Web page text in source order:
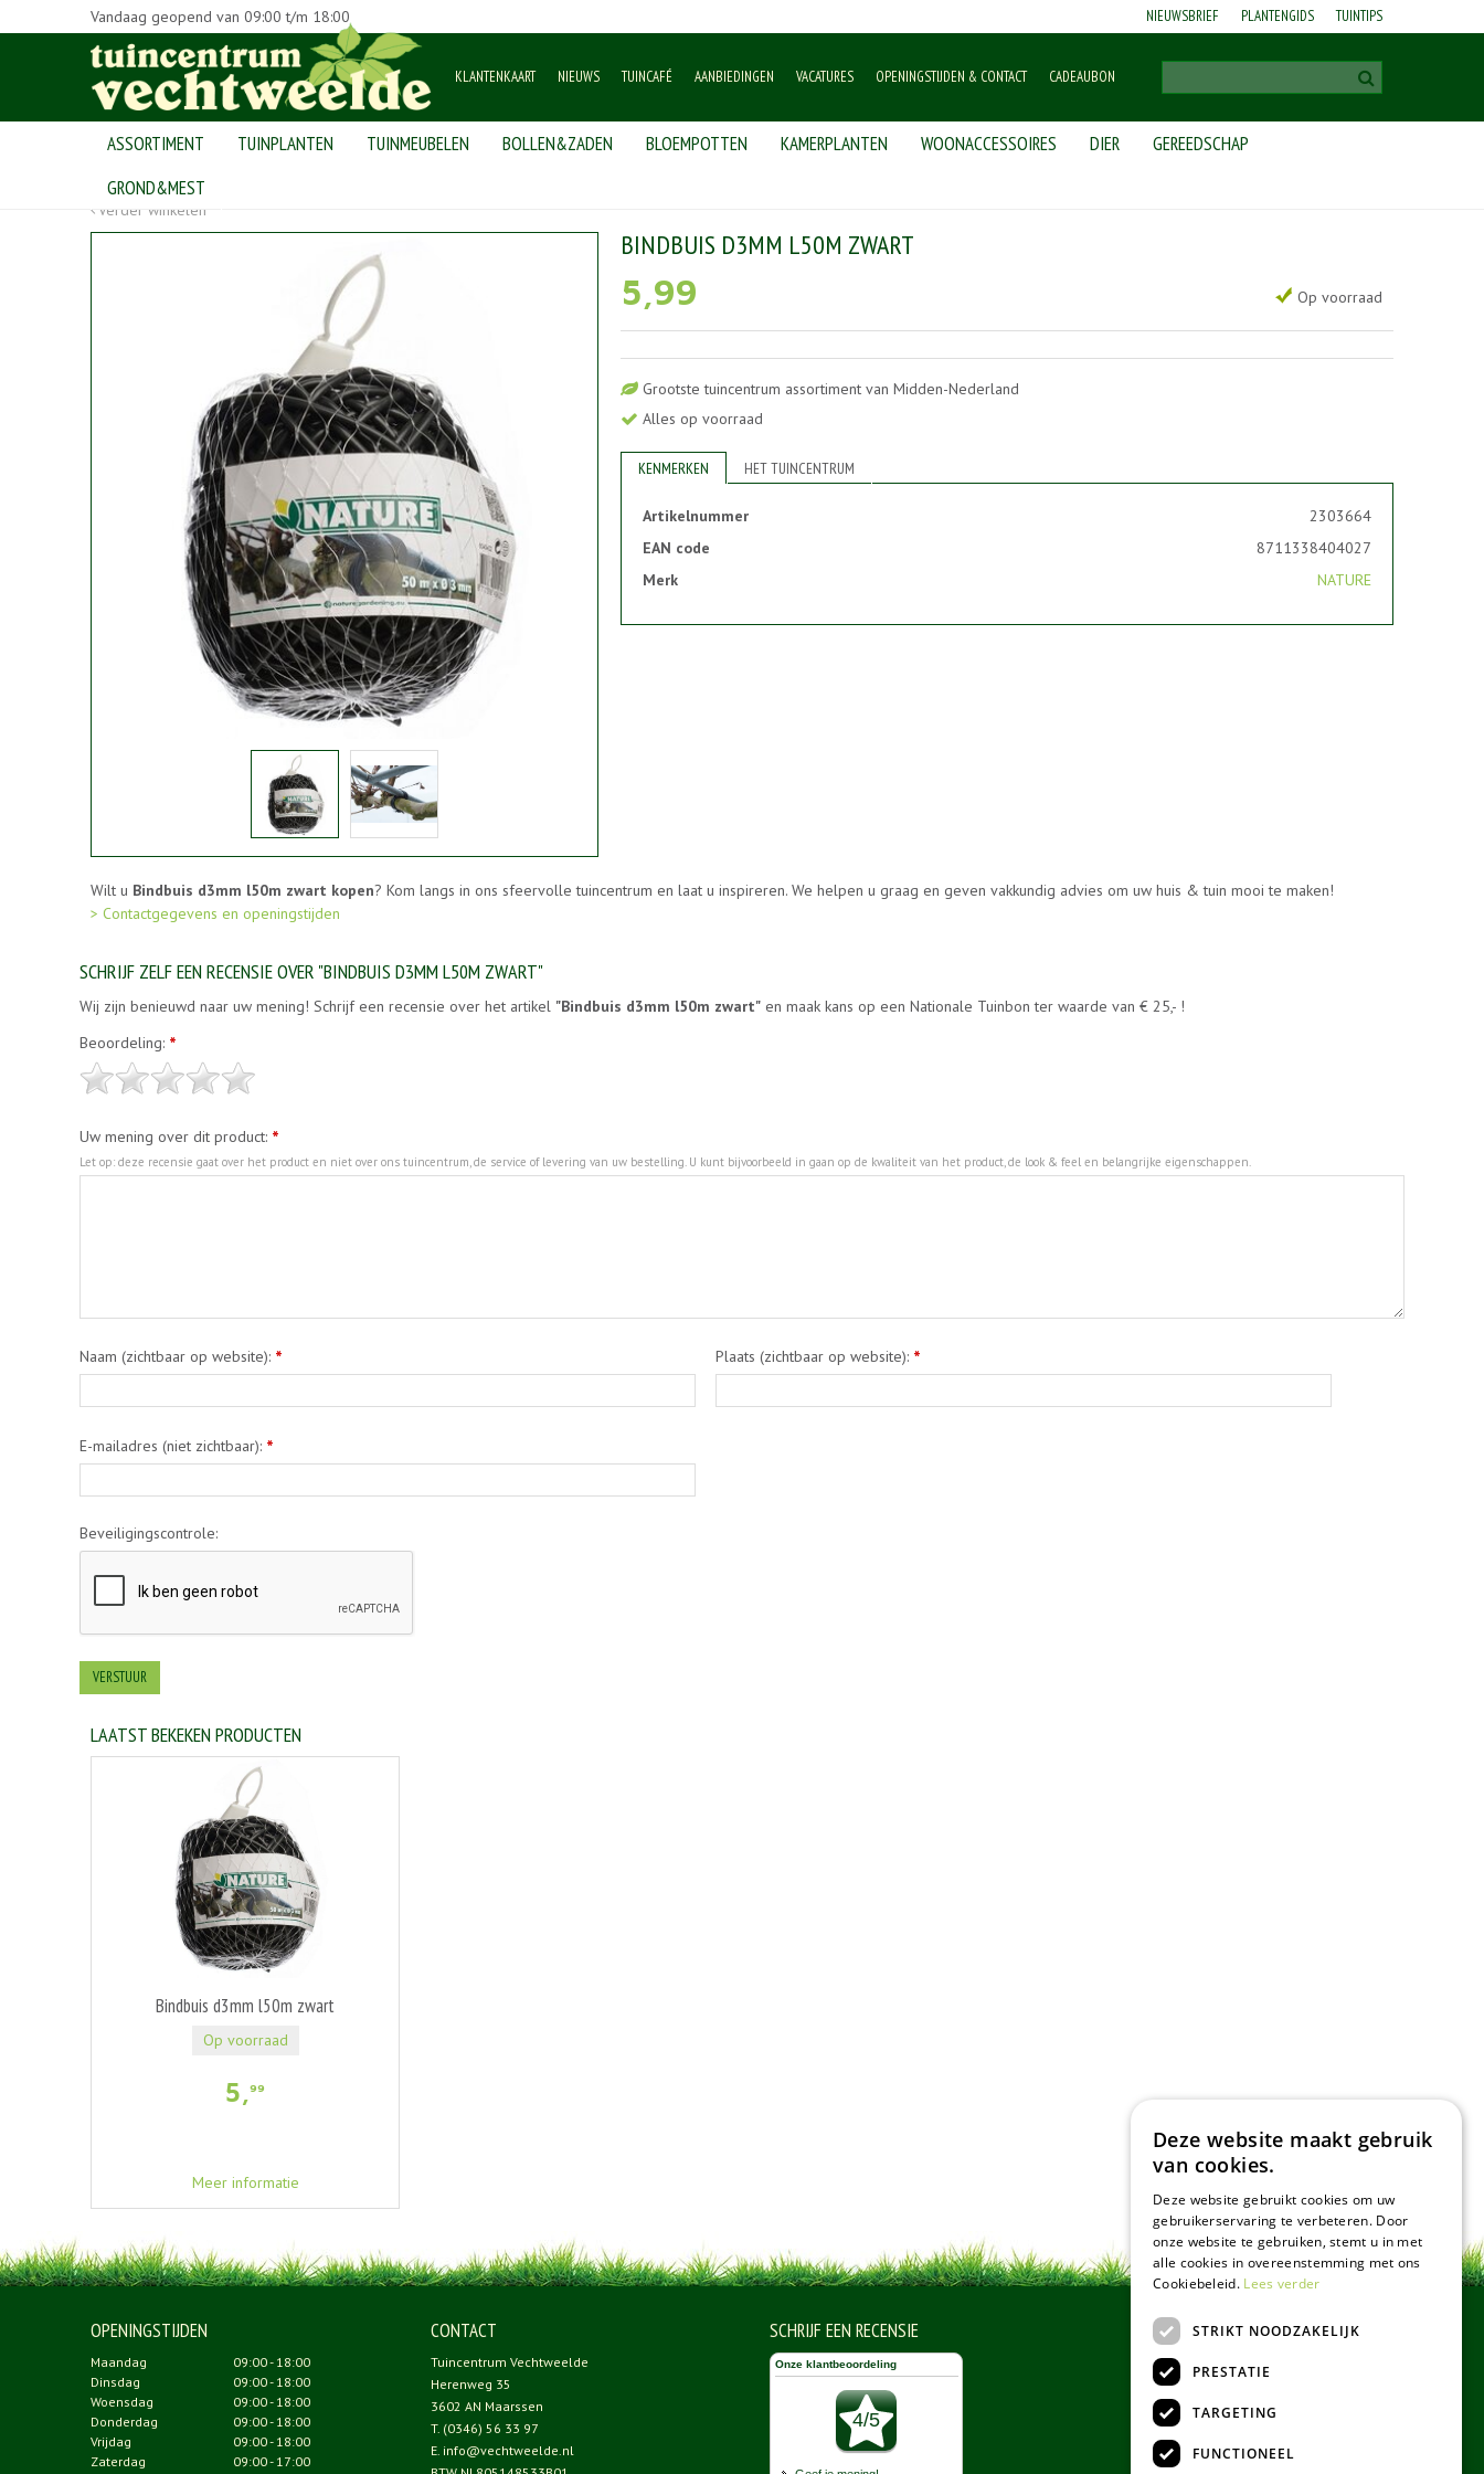
Home > Producten
Vandaag geopend van 09:00 t/m 18:00 NIEUWSBRIEF PLANTENGIDS TUINTIPS
KLANTENKAART NIEUWS TUINCAFÉ AANBIEDINGEN VACATURES OPENINGSTIJDEN & CONTACT CADEAUBON
ASSORTIMENT TUINPLANTEN TUINMEUBELEN BOLLEN&ZADEN BLOEMPOTTEN KAMERPLANTEN WOONACCESSOIRES DIER
GEREEDSCHAP
GROND&MEST
Verder winkelen
BINDBUIS D3MM L50M ZWART
5,99 Op voorraad
Grootste tuincentrum assortiment van Midden-Nederland
Alles op voorraad
KENMERKEN HET TUINCENTRUM
Artikelnummer
2303664
EAN code
8711338404027
Merk
NATURE
Wilt u Bindbuis d3mm l50m zwart kopen? Kom langs in ons sfeervolle tuincentrum en laat u inspireren. We helpen u graag en geven vakkundig advies om uw huis & tuin mooi te maken!
> Contactgegevens en openingstijden
SCHRIJF ZELF EEN RECENSIE OVER "BINDBUIS D3MM L50M ZWART"
Wij zijn benieuwd naar uw mening! Schrijf een recensie over het artikel "Bindbuis d3mm l50m zwart" en maak kans op een Nationale Tuinbon ter waarde van € 25,- !
Beoordeling: *
Uw mening over dit product: *
Let op: deze recensie gaat over het product en niet over ons tuincentrum, de service of levering van uw bestelling. U kunt bijvoorbeeld in gaan op de kwaliteit van het product, de look & feel en belangrijke eigenschappen.
Naam (zichtbaar op website): * Plaats (zichtbaar op website): *
E-mailadres (niet zichtbaar): *
Beveiligingscontrole:
LAATST BEKEKEN PRODUCTEN
Bindbuis d3mm l50m zwart
5 99
Meer informatie
Op voorraad
OPENINGSTIJDEN
Maandag
09:00 - 18:00
Dinsdag
09:00 - 18:00
Woensdag
09:00 - 18:00
Donderdag
09:00 - 18:00
Vrijdag
09:00 - 18:00
Zaterdag
09:00 - 17:00
CONTACT
Tuincentrum Vechtweelde
Herenweg 35
3602 AN Maarssen
T. (0346) 56 33 97
E. info@vechtweelde.nl
SCHRIJF EEN RECENSIE
Deze website maakt gebruik
van cookies.
Deze website gebruikt cookies om uw
gebruikerservaring te verbeteren. Door
onze website te gebruiken, stemt u in met
alle cookies in overeenstemming met ons
Cookiebeleid. Lees verder
STRIKT NOODZAKELIJK
PRESTATIE
TARGETING
FUNCTIONEEL